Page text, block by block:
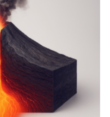
der Diamond-
Analyse zeigt, dass
ermöglicht haben
sowohl in der
des Erdmagnetfelds
sie sich verorten und
einigen Jahren…